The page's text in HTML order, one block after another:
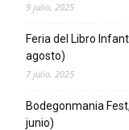
9 julio, 2025
Feria del Libro
agosto)
7 julio, 2025
Bodegonmania
junio)